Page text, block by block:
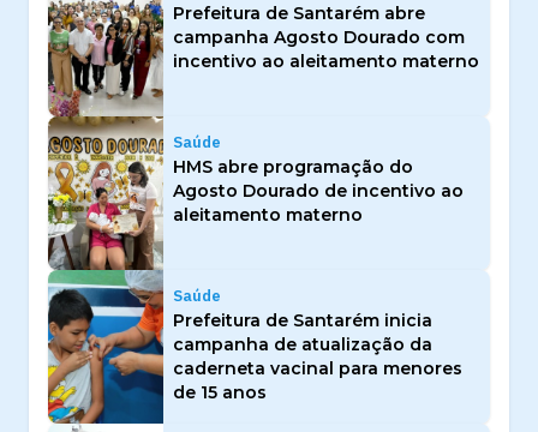
Prefeitura de Santarém abre
campanha Agosto Dourado com
incentivo ao aleitamento materno
Saúde
HMS abre programação do
Agosto Dourado de incentivo ao
aleitamento materno
Saúde
Prefeitura de Santarém inicia
campanha de atualização da
caderneta vacinal para menores
de 15 anos